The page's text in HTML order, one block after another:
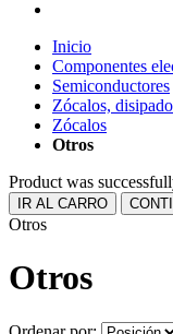
Inicio
Componentes
Semiconductores
Zócalos,
Zócalos
Otros
Product was
IR AL CARRO
Otros
Otros